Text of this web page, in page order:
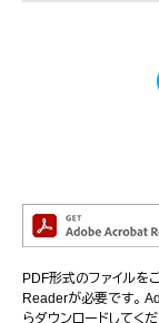
PDF形式のファイルを
Readerが必要です。
らダウンロードしてくだ